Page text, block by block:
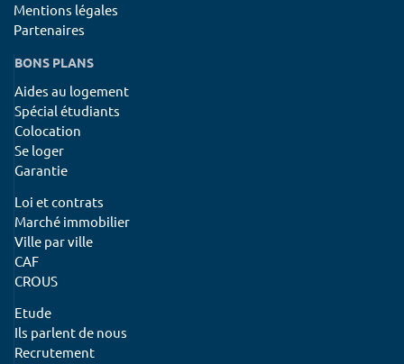
Mentions légales
Partenaires
BONS PLANS
Aides au logement
Spécial étudiants
Colocation
Se loger
Garantie
Loi et contrats
Marché immobilier
Ville par ville
CAF
CROUS
Etude
Ils parlent de nous
Recrutement